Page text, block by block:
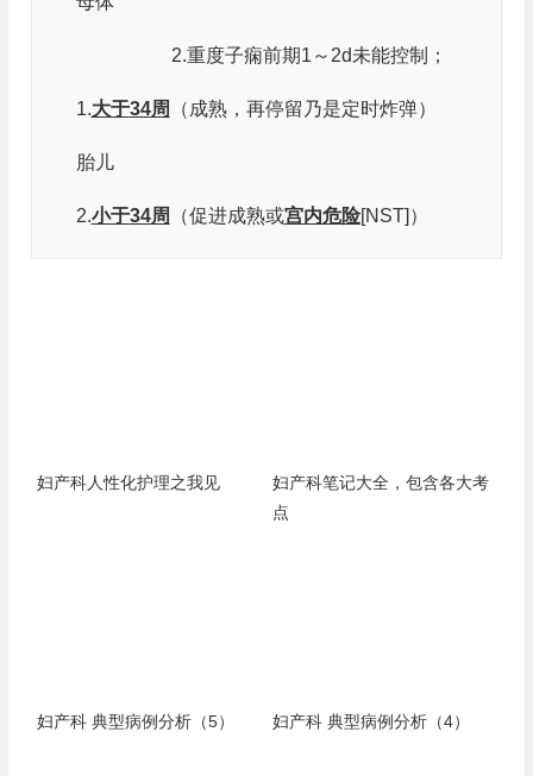
2.重度子痫前期1～2d未能控制；
1.大于34周 （成熟，再停留乃是定时炸弹）
胎儿
2.小于34周 （促进成熟或宫内危险[NST]）
妇产科人性化护理之我见
妇产科笔记大全，包含各大考
点
妇产科 典型病例分析（5） 妇产科 典型病例分析（4）